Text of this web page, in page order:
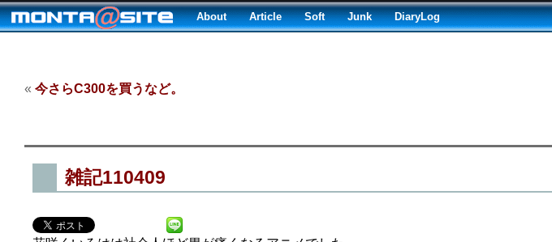
About Article Soft Junk DiaryLog
« 今さらC300を買うなど。
雑記110409